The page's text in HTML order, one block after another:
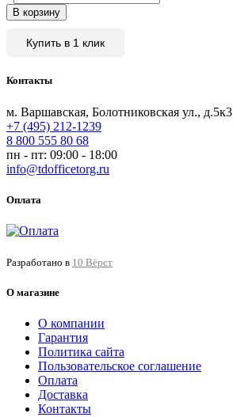
В корзину
Купить в 1 клик
Контакты
м. Варшавская, Болотниковская ул., д.5к3
+7 (495) 212-1239
8 800 555 80 68
пн - пт: 09:00 - 18:00
info@tdofficetorg.ru
Оплата
Разработано в 10 Вёрст
О магазине
О компании
Гарантия
Политика сайта
Пользовательское соглашение
Оплата
Доставка
Контакты